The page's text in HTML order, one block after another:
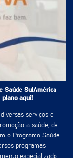
Saúde SulAmérica
aqui!
serviços e
a saúde, de
o Programa Saúde
programas
especializado